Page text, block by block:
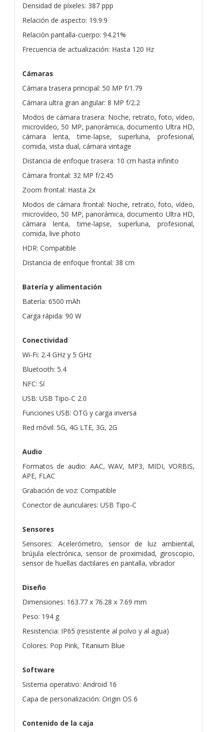
Densidad de píxeles: 387 ppp
Relación de aspecto: 19.9:9
Relación pantalla-cuerpo: 94.21%
Frecuencia de actualización: Hasta 120 Hz
Cámaras
Cámara trasera principal: 50 MP f/1.79
Cámara ultra gran angular: 8 MP f/2.2
Modos de cámara trasera: Noche, retrato, foto, vídeo,
microvídeo, 50 MP, panorámica, documento Ultra HD,
cámara lenta, time-lapse, superluna, profesional,
comida, vista dual, cámara vintage
Distancia de enfoque trasera: 10 cm hasta infinito
Cámara frontal: 32 MP f/2.45
Zoom frontal: Hasta 2x
Modos de cámara frontal: Noche, retrato, foto, vídeo,
microvídeo, 50 MP, panorámica, documento Ultra HD,
cámara lenta, time-lapse, superluna, profesional,
comida, live photo
HDR: Compatible
Distancia de enfoque frontal: 38 cm
Batería y alimentación
Batería: 6500 mAh
Carga rápida: 90 W
Conectividad
Wi-Fi: 2.4 GHz y 5 GHz
Bluetooth: 5.4
NFC: Sí
USB: USB Tipo-C 2.0
Funciones USB: OTG y carga inversa
Red móvil: 5G, 4G LTE, 3G, 2G
Audio
Formatos de audio: AAC, WAV, MP3, MIDI, VORBIS,
APE, FLAC
Grabación de voz: Compatible
Conector de auriculares: USB Tipo-C
Sensores
Sensores: Acelerómetro, sensor de luz ambiental,
brújula electrónica, sensor de proximidad, giroscopio,
sensor de huellas dactilares en pantalla, vibrador
Diseño
Dimensiones: 163.77 x 76.28 x 7.69 mm
Peso: 194 g
Resistencia: IP65 (resistente al polvo y al agua)
Colores: Pop Pink, Titanium Blue
Software
Sistema operativo: Android 16
Capa de personalización: Origin OS 6
Contenido de la caja